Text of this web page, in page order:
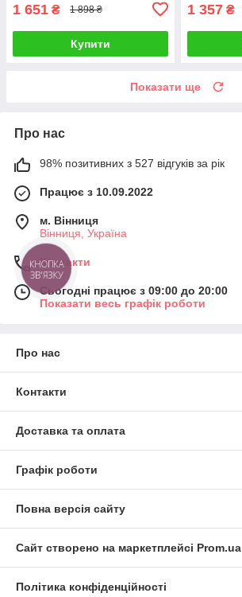
1 651 ₴ 1 898 ₴
Купити
1 357 ₴
Показати ще
Про нас
98% позитивних з 527 відгуків за рік
Працює з 10.09.2022
м. Вінниця
Вінниця, Україна
Контакти
Сьогодні працює з 09:00 до 20:00
Показати весь графік роботи
Про нас
Контакти
Доставка та оплата
Графік роботи
Повна версія сайту
Сайт створено на маркетплейсі Prom.ua
Політика конфіденційності
КНОПКА
ЗВ'ЯЗКУ